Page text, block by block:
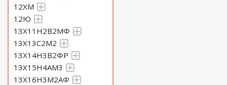
12ХМ
12Ю
13Х11Н2В2МФ
13Х13С2М2
13Х14Н3В2ФР
13Х15Н4АМ3
13Х16Н3М2АФ